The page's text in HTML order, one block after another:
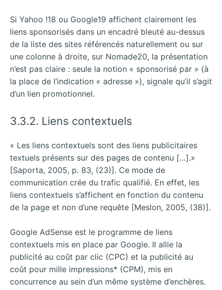
Si Yahoo !18 ou Google19 affichent clairement les
liens sponsorisés dans un encadré bleuté au-dessus
de la liste des sites référencés naturellement ou sur
une colonne à droite, sur Nomade20, la présentation
n’est pas claire : seule la notion « sponsorisé par » (à
la place de l’indication « adresse »), signale qu’il s’agit
d’un lien promotionnel.
3.3.2. Liens contextuels
« Les liens contextuels sont des liens publicitaires
textuels présents sur des pages de contenu […].»
[Saporta, 2005, p. 83, (23)]. Ce mode de
communication crée du trafic qualifié. En effet, les
liens contextuels s’affichent en fonction du contenu
de la page et non d’une requête [Meslon, 2005, (38)].
Google AdSense est le programme de liens
contextuels mis en place par Google. Il allie la
publicité au coût par clic (CPC) et la publicité au
coût pour mille impressions* (CPM), mis en
concurrence au sein d’un même système d’enchères.